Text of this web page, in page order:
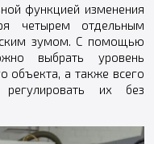
функцией изменения
четырем отдельным
зумом. С помощью
выбрать уровень
объекта, а также всего
их без